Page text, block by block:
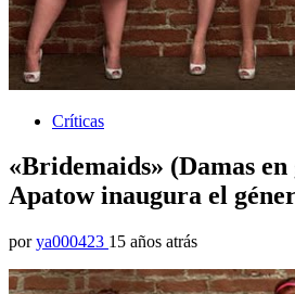
Críticas
«Bridemaids» (Damas
Apatow inaugura el
por ya000423 15 años atrás